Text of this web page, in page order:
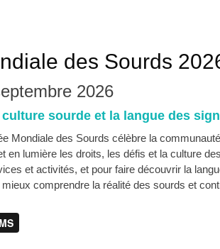
des Sourds
2026
sourde et la langue des
Mondiale des Sourds célèbre la
en lumière les droits, les défis et la culture
et activités, et pour faire découvrir la
comprendre la réalité des sourds et